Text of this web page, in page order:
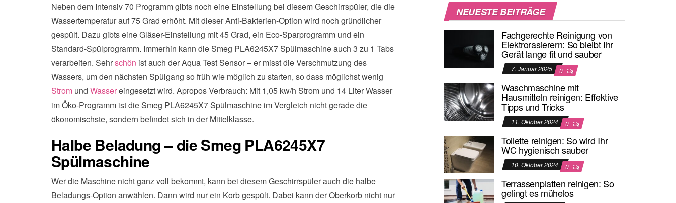
Neben dem Intensiv 70 Programm gibts noch eine Einstellung bei diesem Geschirrspüler, die die
Wassertemperatur auf 75 Grad erhöht. Mit dieser Anti-Bakterien-Option wird noch gründlicher
gespült. Dazu gibts eine Gläser-Einstellung mit 45 Grad, ein Eco-Sparprogramm und ein
Standard-Spülprogramm. Immerhin kann die Smeg PLA6245X7 Spülmaschine auch 3 zu 1 Tabs
verarbeiten. Sehrschön ist auch der Aqua Test Sensor – er misst die Verschmutzung des
Wassers, um den nächsten Spülgang so früh wie möglich zu starten, so dass möglichst wenig
Strom und Wassereingesetzt wird. Apropos Verbrauch: Mit 1,05 kw/h Strom und 14 Liter Wasser
im Öko-Programm ist die Smeg PLA6245X7 Spülmaschine im Vergleich nicht gerade die
ökonomischste, sondern befindet sich in der Mittelklasse.
Halbe Beladung – die Smeg PLA6245X7
Spülmaschine
Wer die Maschine nicht ganz voll bekommt, kann bei diesem Geschirrspüler auch die halbe
Beladungs-Option anwählen. Dann wird nur ein Korb gespült. Dabei kann der Oberkorb nicht nur
NEUESTE BEITRÄGE
Fachgerechte Reinigung von
Elektrorasierern: So bleibt Ihr
Gerät lange fit und sauber
7. Januar 2025 0
Waschmaschine mit
Hausmitteln reinigen: Effektive
Tipps und Tricks
11. Oktober 2024 0
Toilette reinigen: So wird Ihr
WC hygienisch sauber
10. Oktober 2024 0
Terrassenplatten reinigen: So
gelingt es mühelos